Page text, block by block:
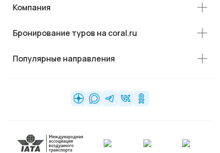
Компания
Бронирование туров на coral.ru
Популярные направления